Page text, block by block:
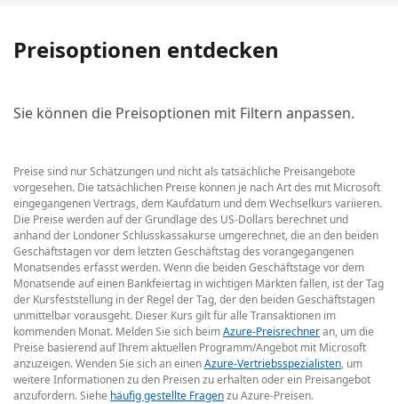
Preisoptionen entdecken
Sie können die Preisoptionen mit Filtern anpassen.
Preise sind nur Schätzungen und nicht als tatsächliche Preisangebote
vorgesehen. Die tatsächlichen Preise können je nach Art des mit Microsoft
eingegangenen Vertrags, dem Kaufdatum und dem Wechselkurs variieren.
Die Preise werden auf der Grundlage des US-Dollars berechnet und
anhand der Londoner Schlusskassakurse umgerechnet, die an den beiden
Geschäftstagen vor dem letzten Geschäftstag des vorangegangenen
Monatsendes erfasst werden. Wenn die beiden Geschäftstage vor dem
Monatsende auf einen Bankfeiertag in wichtigen Märkten fallen, ist der Tag
der Kursfeststellung in der Regel der Tag, der den beiden Geschäftstagen
unmittelbar vorausgeht. Dieser Kurs gilt für alle Transaktionen im
kommenden Monat. Melden Sie sich beimAzure-Preisrechneran, um die
Preise basierend auf Ihrem aktuellen Programm/Angebot mit Microsoft
anzuzeigen. Wenden Sie sich an einenAzure-Vertriebsspezialisten, um
weitere Informationen zu den Preisen zu erhalten oder ein Preisangebot
anzufordern. Siehe häufig gestellte Fragenzu Azure-Preisen.